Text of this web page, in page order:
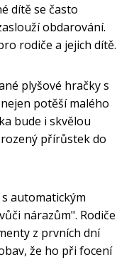
dítě se často
obdarování.
rodiče a jejich dítě.
plyšové hračky s
potěší malého
bude i skvělou
přírůstek do
automatickým
nárazům". Rodiče
z prvních dní
že ho při focení